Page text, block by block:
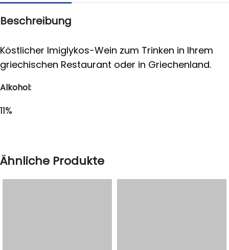
Beschreibung
Köstlicher Imiglykos-Wein zum Trinken in Ihrem
griechischen Restaurant oder in Griechenland.
Alkohol:
11%
Ähnliche Produkte